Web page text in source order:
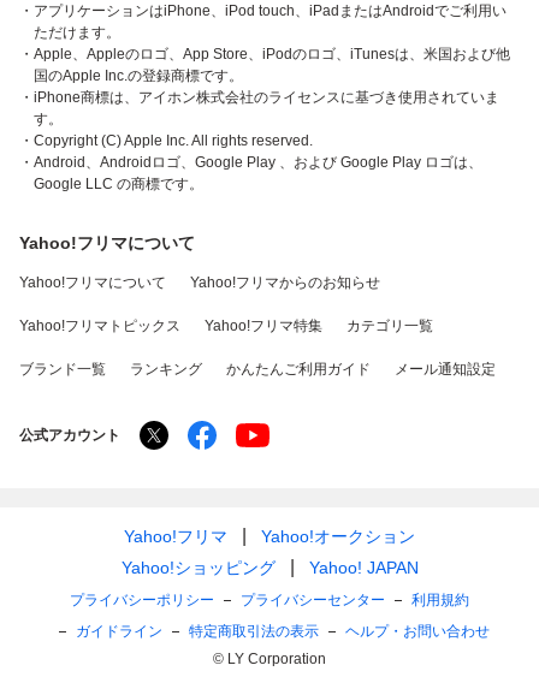
・アプリケーションはiPhone、iPod touch、iPadまたはAndroidでご利用い
ただけます。
・Apple、Appleのロゴ、App Store、iPodのロゴ、iTunesは、米国および他
国のApple Inc.の登録商標です。
・iPhone商標は、アイホン株式会社のライセンスに基づき使用されていま
す。
・Copyright (C) Apple Inc. All rights reserved.
・Android、Androidロゴ、Google Play 、および Google Play ロゴは、
Google LLC の商標です。
Yahoo!フリマについて
Yahoo!フリマについて Yahoo!フリマからのお知らせ
Yahoo!フリマトピックス Yahoo!フリマ特集 カテゴリ一覧
ブランド一覧 ランキング かんたんご利用ガイド メール通知設定
公式アカウント
Yahoo!フリマ
Yahoo!オークション
Yahoo!ショッピング
Yahoo! JAPAN
プライバシーポリシー プライバシーセンター
利用規約
ガイドライン
特定商取引法の表示
ヘルプ・お問い合わせ
© LY Corporation